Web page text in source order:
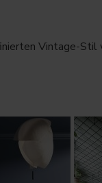
Vintage-Stil